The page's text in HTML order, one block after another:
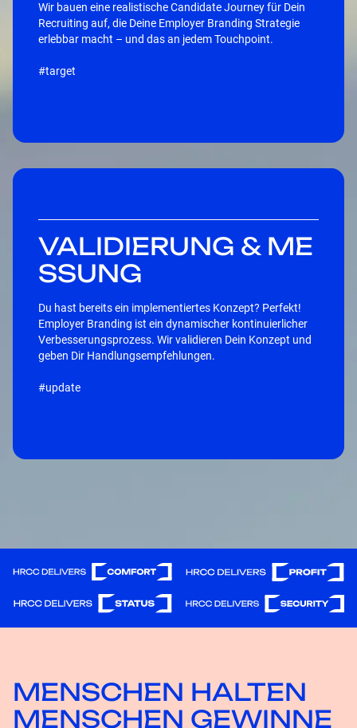
Wir bauen eine realistische Candidate Journey für Dein
Recruiting auf, die Deine Employer Branding Strategie
erlebbar macht – und das an jedem Touchpoint.
#target
VALIDIERUNG & ME
SSUNG
Du hast bereits ein implementiertes Konzept? Perfekt!
Employer Branding ist ein dynamischer kontinuierlicher
Verbesserungsprozess. Wir validieren Dein Konzept und
geben Dir Handlungsempfehlungen.
#update
MENSCHEN HALTEN
MENSCHEN GEWINNE